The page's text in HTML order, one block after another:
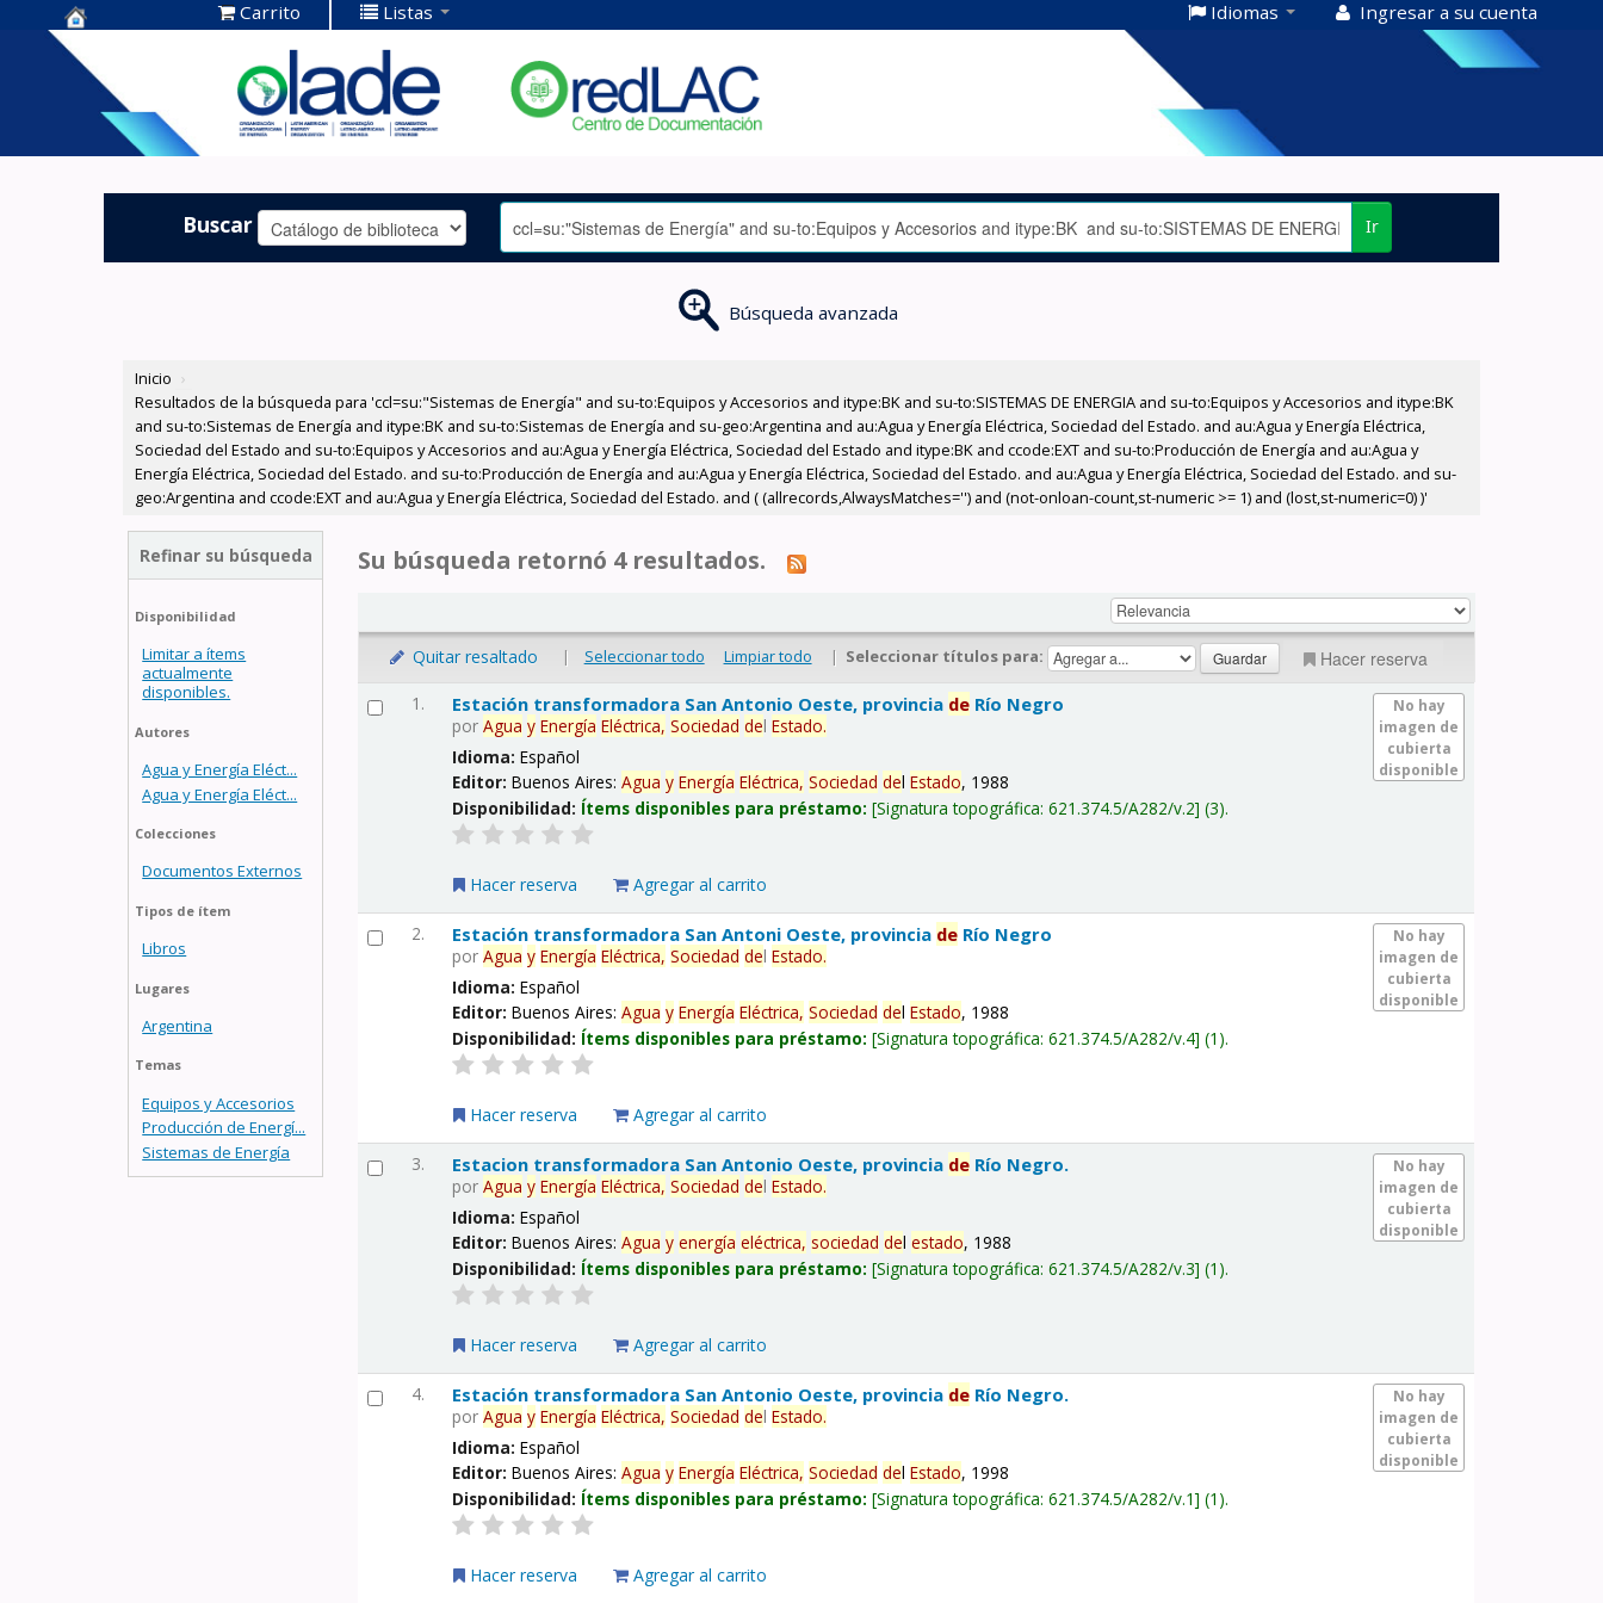
Centro de
Documentación
OLADE -
Carrito Listas Idiomas Ingresar a su cuenta
Buscar Ir
Búsqueda avanzada
Inicio ›
Resultados de la búsqueda para 'ccl=su:"Sistemas de Energía" and su-to:Equipos y Accesorios and itype:BK and su-to:SISTEMAS DE ENERGIA and su-to:Equipos y Accesorios and itype:BK
and su-to:Sistemas de Energía and itype:BK and su-to:Sistemas de Energía and su-geo:Argentina and au:Agua y Energía Eléctrica, Sociedad del Estado. and au:Agua y Energía Eléctrica,
Sociedad del Estado and su-to:Equipos y Accesorios and au:Agua y Energía Eléctrica, Sociedad del Estado and itype:BK and ccode:EXT and su-to:Producción de Energía and au:Agua y
Energía Eléctrica, Sociedad del Estado. and su-to:Producción de Energía and au:Agua y Energía Eléctrica, Sociedad del Estado. and au:Agua y Energía Eléctrica, Sociedad del Estado. and su-
geo:Argentina and ccode:EXT and au:Agua y Energía Eléctrica, Sociedad del Estado. and ( (allrecords,AlwaysMatches='') and (not-onloan-count,st-numeric >= 1) and (lost,st-numeric=0) )'
Refinar su búsqueda
Disponibilidad
Limitar a ítems
actualmente
disponibles.
Autores
Agua y Energía Eléct...
Agua y Energía Eléct...
Colecciones
Documentos Externos
Tipos de ítem
Libros
Lugares
Argentina
Temas
Equipos y Accesorios
Producción de Energí...
Sistemas de Energía
Su búsqueda retornó 4 resultados.
Quitar resaltado | Seleccionar todo Limpiar todo | Seleccionar títulos para: Hacer reserva
1.
No hay
imagen de
cubierta
disponible
Estación transformadora San Antonio Oeste, provincia de Río Negro
porAgua y Energía Eléctrica, Sociedad delEstado.
Idioma:Español
Editor:Buenos Aires:Agua y Energía Eléctrica, Sociedad delEstado, 1988
Disponibilidad: Ítems disponibles para préstamo: Signatura topográfica:621.374.5/A282/v.2 (3).
Hacer reserva Agregar al carrito
2.
No hay
imagen de
cubierta
disponible
Estación transformadora San Antoni Oeste, provincia de Río Negro
porAgua y Energía Eléctrica, Sociedad delEstado.
Idioma:Español
Editor:Buenos Aires:Agua y Energía Eléctrica, Sociedad delEstado, 1988
Disponibilidad: Ítems disponibles para préstamo: Signatura topográfica:621.374.5/A282/v.4 (1).
Hacer reserva Agregar al carrito
3.
No hay
imagen de
cubierta
disponible
Estacion transformadora San Antonio Oeste, provincia de Río Negro.
porAgua y Energía Eléctrica, Sociedad delEstado.
Idioma:Español
Editor:Buenos Aires:Agua y energía eléctrica, sociedad delestado, 1988
Disponibilidad: Ítems disponibles para préstamo: Signatura topográfica:621.374.5/A282/v.3 (1).
Hacer reserva Agregar al carrito
4.
No hay
imagen de
cubierta
disponible
Estación transformadora San Antonio Oeste, provincia de Río Negro.
porAgua y Energía Eléctrica, Sociedad delEstado.
Idioma:Español
Editor:Buenos Aires:Agua y Energía Eléctrica, Sociedad delEstado, 1998
Disponibilidad: Ítems disponibles para préstamo: Signatura topográfica:621.374.5/A282/v.1 (1).
Hacer reserva Agregar al carrito